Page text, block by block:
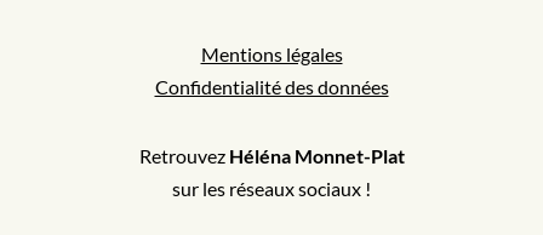
Mentions légales
Confidentialité des données
Retrouvez Héléna Monnet-Plat
sur les réseaux sociaux !